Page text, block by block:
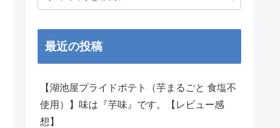
最近の投稿
【湖池屋プライドポテト（芋まるごと 食塩不
使用）】味は『芋味』です。【レビュー感
想】